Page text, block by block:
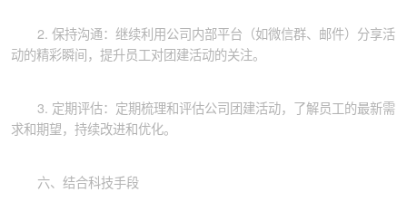
2. 保持沟通：继续利用公司内部平台（如微信群、邮件）分享活
动的精彩瞬间，提升员工对团建活动的关注。
3. 定期评估：定期梳理和评估公司团建活动，了解员工的最新需
求和期望，持续改进和优化。
六、结合科技手段